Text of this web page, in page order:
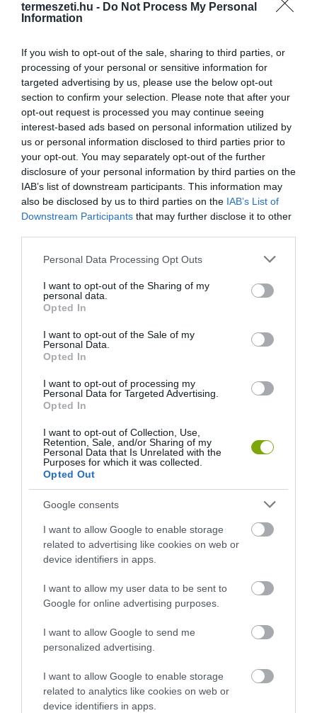
termeszeti.hu - Do Not Process My Personal
Information
If you wish to opt-out of the sale, sharing to third parties, or
processing of your personal or sensitive information for
targeted advertising by us, please use the below opt-out
section to confirm your selection. Please note that after your
opt-out request is processed you may continue seeing
interest-based ads based on personal information utilized by
us or personal information disclosed to third parties prior to
your opt-out. You may separately opt-out of the further
disclosure of your personal information by third parties on the
IAB’s list of downstream participants. This information may
also be disclosed by us to third parties on the IAB’s List of
Downstream Participants that may further disclose it to other
Please note that this website/app uses one or more Google
not limited to your visit or usage behaviour. You may click to
grant or deny consent to Google and its third-party tags to
use your data for below specified purposes in below Google
consent section.
Personal Data Processing Opt Outs
I want to opt-out of the Sharing of my
personal data.
Opted In
I want to opt-out of the Sale of my
Personal Data.
Opted In
I want to opt-out of processing my
Personal Data for Targeted Advertising.
Opted In
I want to opt-out of Collection, Use,
Retention, Sale, and/or Sharing of my
Personal Data that Is Unrelated with the
Purposes for which it was collected.
Opted Out
Google consents
I want to allow Google to enable storage
related to advertising like cookies on web or
device identifiers in apps.
I want to allow my user data to be sent to
Google for online advertising purposes.
I want to allow Google to send me
personalized advertising.
I want to allow Google to enable storage
related to analytics like cookies on web or
device identifiers in apps.
HASONLÓ ÉRDEKESSÉGEK
NYUGODT
SUGALLJA
2026-08-07
500 EDDIG ISMERETLEN
HŐKUPOLA MAGYARORSZÁG
FELETT: MI EZ A LÁTHATATLAN
ALATTA A TERMÉSZETTEL?
2026-08-03
NEM CSAK A RITKASÁGOK
HÉTKÖZNAPI MADARAK ÉS
PILLANGÓK CSENDES
ELTŰNÉSE A NAGYOBB
2026-08-03